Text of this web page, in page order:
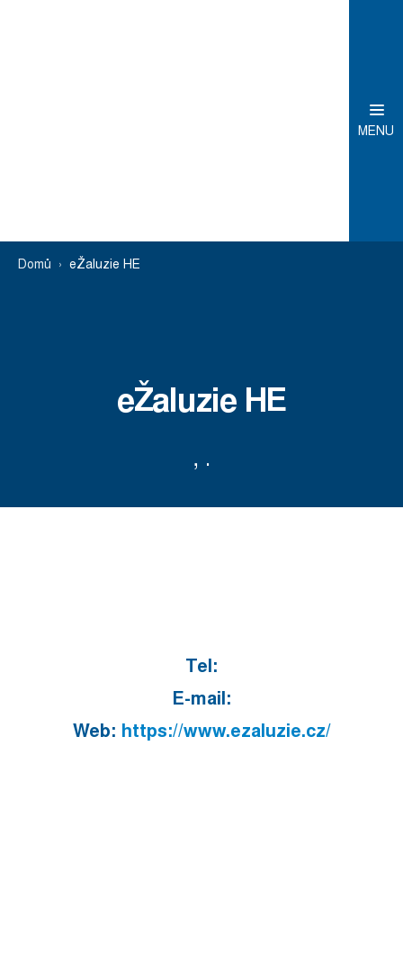
MENU
Domů eŽaluzie HE
eŽaluzie HE
, .
Tel:
E-mail:
Web: https://www.ezaluzie.cz/